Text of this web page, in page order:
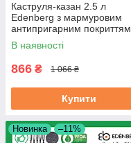
Каструля-казан 2.5 л
Edenberg з мармуровим
антипригарним покриттям
литий алюміній 24 см (EB-
8159)
В наявності
866 ₴ 1 066 ₴
Купити
Новинка –11%